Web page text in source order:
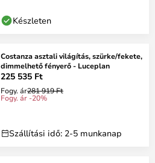
Készleten
Costanza asztali világítás, szürke/fekete,
dimmelhető fényerő - Luceplan
225 535 Ft
Fogy. ár281 919 Ft
Fogy. ár -20%
Szállítási idő: 2-5 munkanap